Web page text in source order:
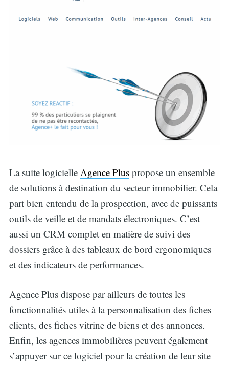
La suite logicielle Agence Pluspropose un ensemble
de solutions à destination du secteur immobilier. Cela
part bien entendu de la prospection, avec de puissants
outils de veille et de mandats électroniques. C’est
aussi un CRM complet en matière de suivi des
dossiers grâce à des tableaux de bord ergonomiques
et des indicateurs de performances.
Agence Plus dispose par ailleurs de toutes les
fonctionnalités utiles à la personnalisation des fiches
clients, des fiches vitrine de biens et des annonces.
Enfin, les agences immobilières peuvent également
s’appuyer sur ce logiciel pour la création de leur site